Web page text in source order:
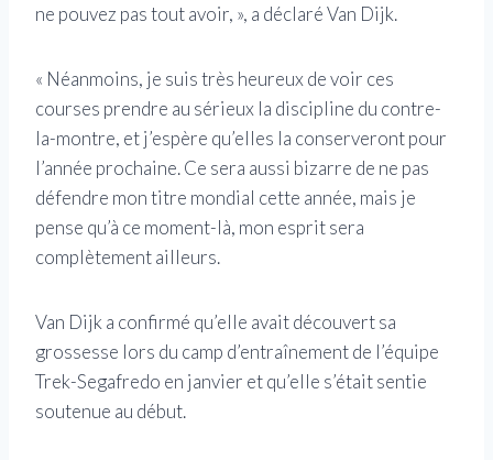
ne pouvez pas tout avoir, », a déclaré Van Dijk.
« Néanmoins, je suis très heureux de voir ces
courses prendre au sérieux la discipline du contre-
la-montre, et j’espère qu’elles la conserveront pour
l’année prochaine. Ce sera aussi bizarre de ne pas
défendre mon titre mondial cette année, mais je
pense qu’à ce moment-là, mon esprit sera
complètement ailleurs.
Van Dijk a confirmé qu’elle avait découvert sa
grossesse lors du camp d’entraînement de l’équipe
Trek-Segafredo en janvier et qu’elle s’était sentie
soutenue au début.